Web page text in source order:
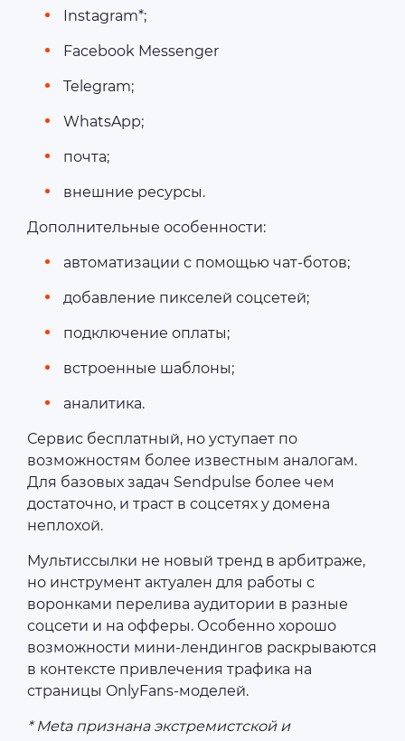
Instagram*;
Facebook Messenger
Telegram;
WhatsApp;
почта;
внешние ресурсы.
Дополнительные особенности:
автоматизации с помощью чат-ботов;
добавление пикселей соцсетей;
подключение оплаты;
встроенные шаблоны;
аналитика.
Сервис бесплатный, но уступает по
возможностям более известным аналогам.
Для базовых задач Sendpulse более чем
достаточно, и траст в соцсетях у домена
неплохой.
Мультиссылки не новый тренд в арбитраже,
но инструмент актуален для работы с
воронками перелива аудитории в разные
соцсети и на офферы. Особенно хорошо
возможности мини-лендингов раскрываются
в контексте привлечения трафика на
страницы OnlyFans-моделей.
* Meta признана экстремистской и